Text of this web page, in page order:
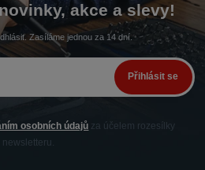
akce a slevy!
Zasíláme jednou za 14 dní.
Přihlásit se
osobních údajů za účelem rozesílky
newsletteru.